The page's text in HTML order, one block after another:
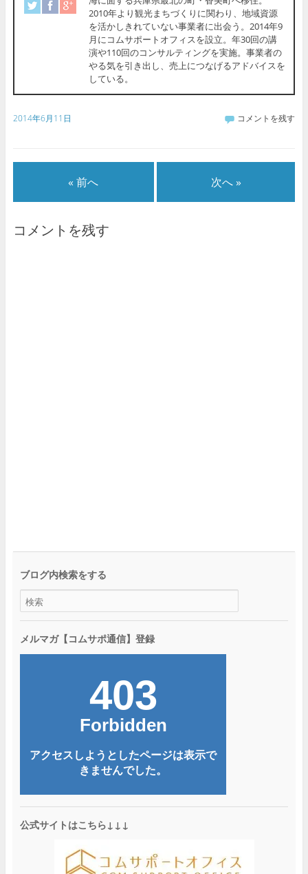
2010年より観光まちづくりに関わり、地域資源
を活かしきれていない事業者に出会う。2014年9
月にコムサポートオフィスを設立。年30回の講
演や110回のコンサルティングを実施。事業者の
やる気を引き出し、売上につなげるアドバイスを
している。
2014年6月11日 コメントを残す
« 前へ 次へ »
コメントを残す
ブログ内検索をする
メルマガ【コムサポ通信】登録
公式サイトはこちら↓↓↓